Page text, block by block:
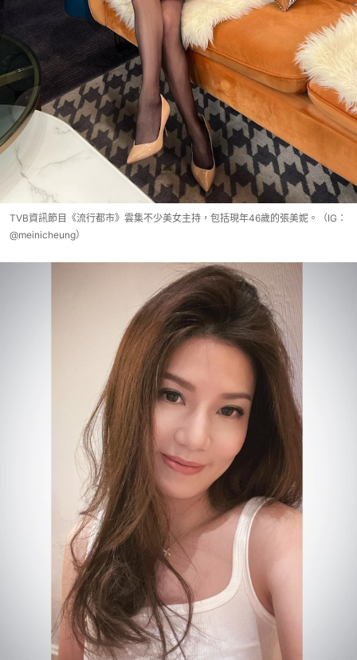
TVB資訊節目《流行都市》雲集不少美女主持，包括現年46歲的張美妮。（IG：
@meinicheung）